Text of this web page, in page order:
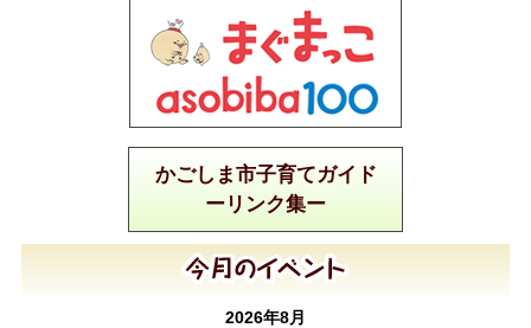
かごしま市子育てガイド
ーリンク集ー
2026年8月